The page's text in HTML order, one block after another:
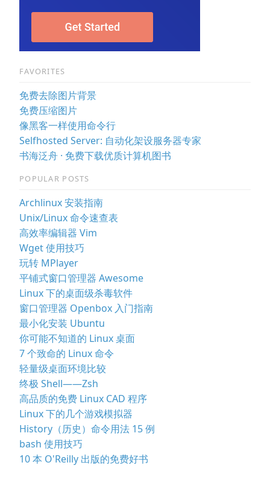
FAVORITES
免费去除图片背景
免费压缩图片
像黑客一样使用命令行
Selfhosted Server: 自动化架设服务器专家
书海泛舟 · 免费下载优质计算机图书
POPULAR POSTS
Archlinux 安装指南
Unix/Linux 命令速查表
高效率编辑器 Vim
Wget 使用技巧
玩转 MPlayer
平铺式窗口管理器 Awesome
Linux 下的桌面级杀毒软件
窗口管理器 Openbox 入门指南
最小化安装 Ubuntu
你可能不知道的 Linux 桌面
7 个致命的 Linux 命令
轻量级桌面环境比较
终极 Shell——Zsh
高品质的免费 Linux CAD 程序
Linux 下的几个游戏模拟器
History（历史）命令用法 15 例
bash 使用技巧
10 本 O'Reilly 出版的免费好书